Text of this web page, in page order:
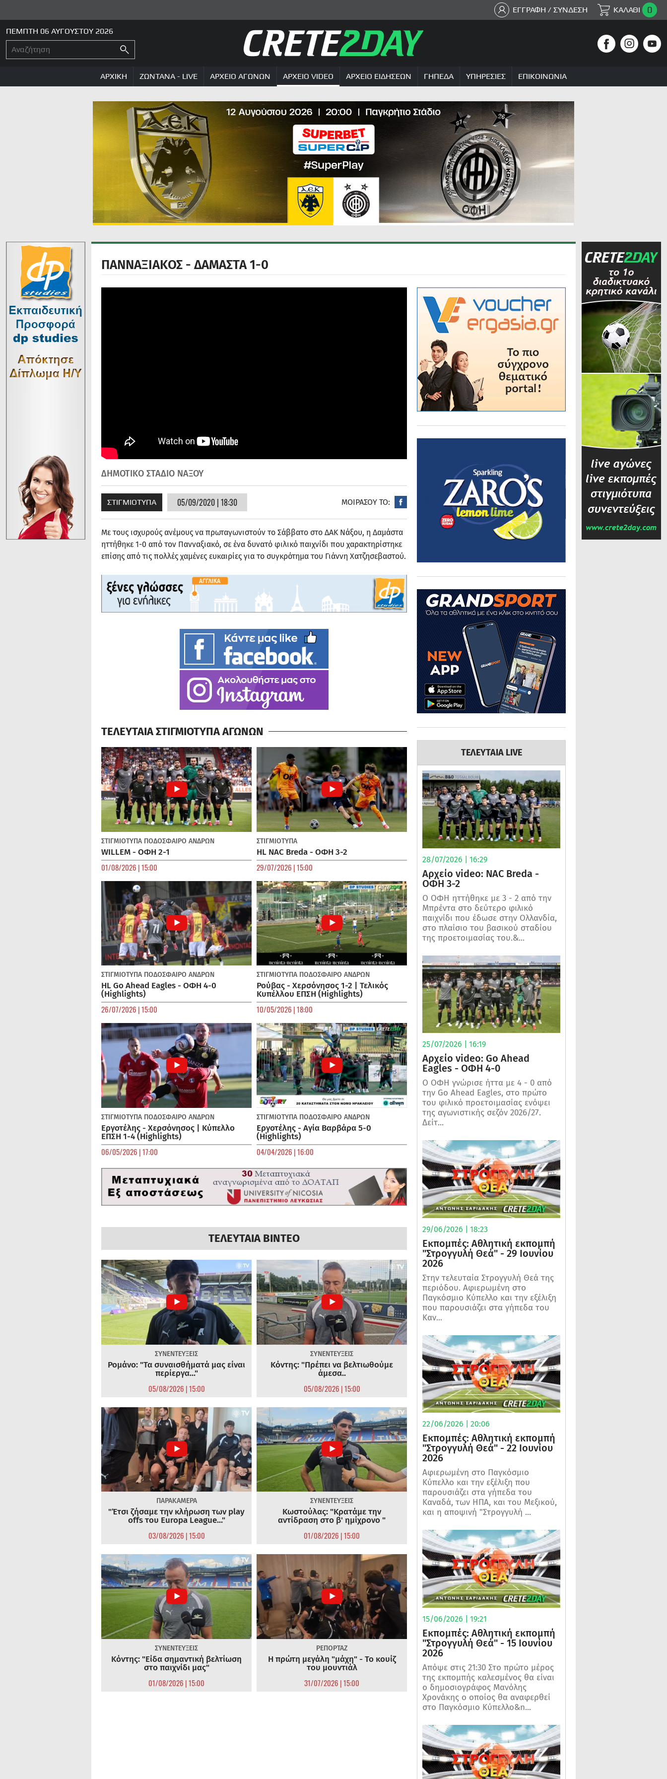
ΕΓΓΡΑΦΗ / ΣΥΝΔΕΣΗ ΚΑΛΑΘΙ 0
ΠΕΜΠΤΗ 06 ΑΥΓΟΥΣΤΟΥ 2026
ΑΡΧΙΚΗ ΖΩΝΤΑΝΑ - LIVE ΑΡΧΕΙΟ ΑΓΩΝΩΝ ΑΡΧΕΙΟ VIDEO ΑΡΧΕΙΟ ΕΙΔΗΣΕΩΝ ΓΗΠΕΔΑ ΥΠΗΡΕΣΙΕΣ ΕΠΙΚΟΙΝΩΝΙΑ
ΠΑΝΝΑΞΙΑΚΟΣ - ΔΑΜΑΣΤΑ 1-0
ΔΗΜΟΤΙΚΟ ΣΤΑΔΙΟ ΝΑΞΟΥ
ΣΤΙΓΜΙΟΤΥΠΑ 05/09/2020 | 18:30 ΜΟΙΡΑΣΟΥ ΤΟ:
Με τους ισχυρούς ανέμους να πρωταγωνιστούν το Σάββατο στο ΔΑΚ Νάξου, η Δαμάστα
ηττήθηκε 1-0 από τον Πανναξιακό, σε ένα δυνατό φιλικό παιχνίδι που χαρακτηρίστηκε
επίσης από τις πολλές χαμένες ευκαιρίες για το συγκρότημα του Γιάννη Χατζησεβαστού.
ΤΕΛΕΥΤΑΙΑ ΣΤΙΓΜΙΟΤΥΠΑ ΑΓΩΝΩΝ
ΣΤΙΓΜΙΟΤΥΠΑ ΠΟΔΌΣΦΑΙΡΟ ΑΝΔΡΏΝ
WILLEM - ΟΦΗ 2-1
01/08/2026 | 15:00
ΣΤΙΓΜΙΟΤΥΠΑ
HL NAC Breda - ΟΦΗ 3-2
29/07/2026 | 15:00
ΣΤΙΓΜΙΟΤΥΠΑ ΠΟΔΌΣΦΑΙΡΟ ΑΝΔΡΏΝ
HL Go Ahead Eagles - ΟΦΗ 4-0
(Highlights)
26/07/2026 | 15:00
ΣΤΙΓΜΙΟΤΥΠΑ ΠΟΔΌΣΦΑΙΡΟ ΑΝΔΡΏΝ
Ρούβας - Χερσόνησος 1-2 | Τελικός
Κυπέλλου ΕΠΣΗ (Highlights)
10/05/2026 | 18:00
ΣΤΙΓΜΙΟΤΥΠΑ ΠΟΔΌΣΦΑΙΡΟ ΑΝΔΡΏΝ
Εργοτέλης - Χερσόνησος | Κύπελλο
ΕΠΣΗ 1-4 (Highlights)
06/05/2026 | 17:00
ΣΤΙΓΜΙΟΤΥΠΑ ΠΟΔΌΣΦΑΙΡΟ ΑΝΔΡΏΝ
Εργοτέλης - Αγία Βαρβάρα 5-0
(Highlights)
04/04/2026 | 16:00
ΤΕΛΕΥΤΑΙΑ ΒΙΝΤΕΟ
ΣΥΝΕΝΤΕΥΞΕΙΣ
Ρομάνο: "Τα συναισθήματά μας είναι
περίεργα..."
05/08/2026 | 15:00
ΣΥΝΕΝΤΕΥΞΕΙΣ
Κόντης: "Πρέπει να βελτιωθούμε
άμεσα..
05/08/2026 | 15:00
ΠΑΡΑΚΑΜΕΡΑ
"Έτσι ζήσαμε την κλήρωση των play
offs του Europa League..."
03/08/2026 | 15:00
ΣΥΝΕΝΤΕΥΞΕΙΣ
Κωστούλας: "Κρατάμε την
αντίδραση στο β' ημίχρονο "
01/08/2026 | 15:00
ΣΥΝΕΝΤΕΥΞΕΙΣ
Κόντης: "Είδα σημαντική βελτίωση
στο παιχνίδι μας"
01/08/2026 | 15:00
ΡΕΠΟΡΤΑΖ
Η πρώτη μεγάλη "μάχη" - Το κουίζ
του μουντιάλ
31/07/2026 | 15:00
ΤΕΛΕΥΤΑΙΑ LIVE
28/07/2026 | 16:29
Αρχείο video: NAC Breda -
ΟΦΗ 3-2
Ο ΟΦΗ ηττήθηκε με 3 - 2 από την
Μπρέντα στο δεύτερο φιλικό
παιχνίδι που έδωσε στην Ολλανδία,
στο πλαίσιο του βασικού σταδίου
της προετοιμασίας του.&...
25/07/2026 | 16:19
Αρχείο video: Go Ahead
Eagles - ΟΦΗ 4-0
Ο ΟΦΗ γνώρισε ήττα με 4 - 0 από
την Go Ahead Eagles, στο πρώτο
του φιλικό προετοιμασίας ενόψει
της αγωνιστικής σεζόν 2026/27.
Δείτ...
29/06/2026 | 18:23
Εκπομπές: Αθλητική εκπομπή
"Στρογγυλή Θεά" - 29 Ιουνίου
2026
Στην τελευταία Στρογγυλή Θεά της
περιόδου. Αφιερωμένη στο
Παγκόσμιο Κύπελλο και την εξέλιξη
που παρουσιάζει στα γήπεδα του
Καν...
22/06/2026 | 20:06
Εκπομπές: Αθλητική εκπομπή
"Στρογγυλή Θεά" - 22 Ιουνίου
2026
Αφιερωμένη στο Παγκόσμιο
Κύπελλο και την εξέλιξη που
παρουσιάζει στα γήπεδα του
Καναδά, των ΗΠΑ, και του Μεξικού,
και η αποψινή "Στρογγυλή ...
15/06/2026 | 19:21
Εκπομπές: Αθλητική εκπομπή
"Στρογγυλή Θεά" - 15 Ιουνίου
2026
Απόψε στις 21:30 Στο πρώτο μέρος
της εκπομπής καλεσμένος θα είναι
ο δημοσιογράφος Μανόλης
Χρονάκης ο οποίος θα αναφερθεί
στο Παγκόσμιο Κύπελλο&n...